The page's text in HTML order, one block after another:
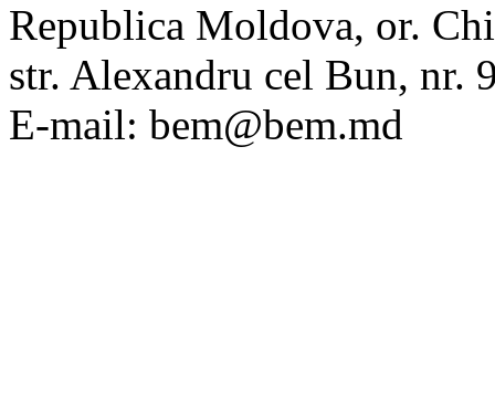
Republica Moldova, or.
str. Alexandru cel Bun, nr.
E-mail: bem@bem.md